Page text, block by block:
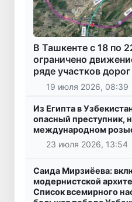
В Ташкенте с 18 по
ограничено
ряде участков дорог
19 июля 2026, 08:39
Из Египта в
опасный преступник,
международном
23 июля 2026, 13:54
Саида Мирзиёева:
модернистской
Список всемирного